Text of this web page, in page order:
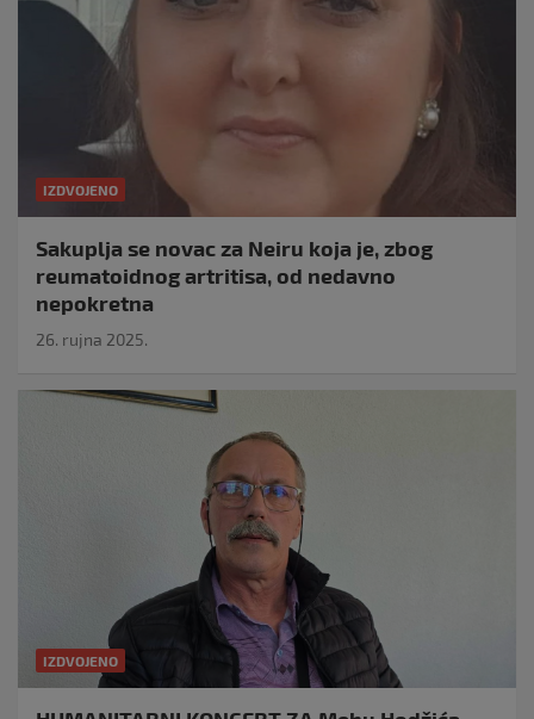
IZDVOJENO
Sakuplja se novac za Neiru koja je, zbog
reumatoidnog artritisa, od nedavno
nepokretna
26. rujna 2025.
IZDVOJENO